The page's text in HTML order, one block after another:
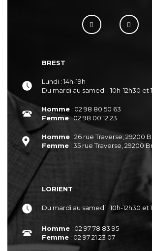
BREST
Lundi : 14h-19h
Du mardi au samedi : 10h-12h30 et
Homme : 02 98 80 50 63
Femme: 02 98 00 12 23
Homme : 26 rue Traverse, 29200
Femme : 35 rue Traverse, 29200
LORIENT
Du mardi au samedi : 10h-12h30 et
Homme : 02 97 78 83 95
Femme : 02 97 21 23 07